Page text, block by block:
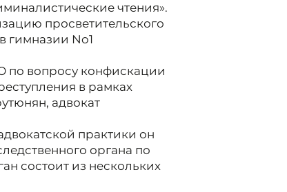
чтения».
просветительского
гимназии No1
по вопросу конфискации
в рамках
адвокат
практики он
органа по
состоит из нескольких